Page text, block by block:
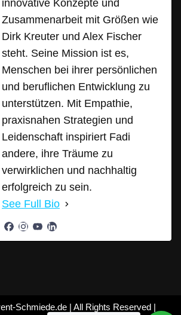
innovative Konzepte und
Zusammenarbeit mit Größen wie
Dirk Kreuter und Alex Fischer
steht. Seine Mission ist es,
Menschen bei ihrer persönlichen
und beruflichen Entwicklung zu
unterstützen. Mit Empathie,
praxisnahen Strategien und
Leidenschaft inspiriert Fadi
andere, ihre Träume zu
verwirklichen und nachhaltig
erfolgreich zu sein.
See Full Bio
Schmiede.de | All Rights Reserved |